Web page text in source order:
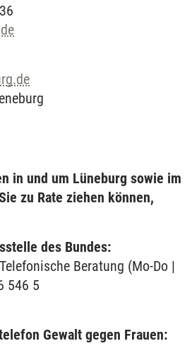
in und um Lüneburg sowie im
zu Rate ziehen können,
des Bundes:
Beratung (Mo-Do |
546 5
Gewalt gegen Frauen: